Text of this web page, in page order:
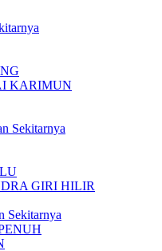
KARIMUN
Sekitarnya
GIRI HILIR
Sekitarnya